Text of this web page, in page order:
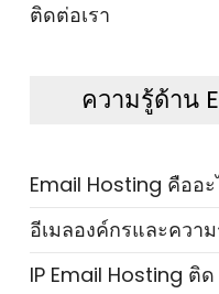
ติดต่อเรา
ความรู้ด้าน
Email Hosting คืออะ
อีเมลองค์กรและควา
IP Email Hosting ติ